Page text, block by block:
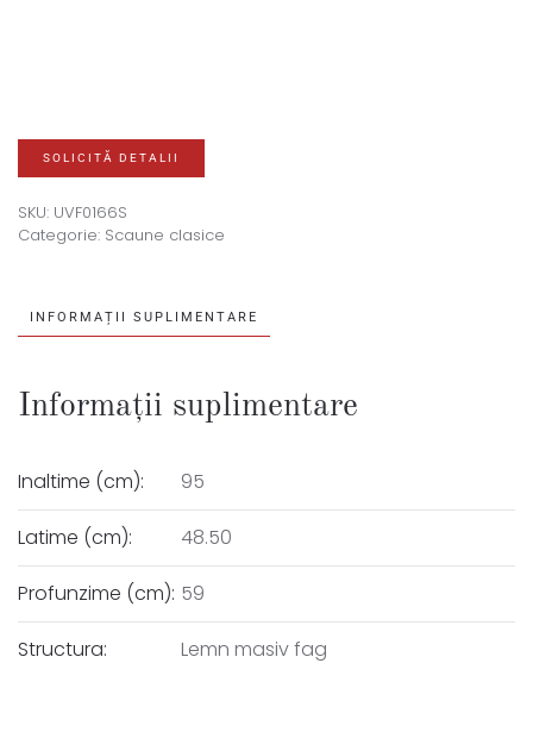
SOLICITĂ DETALII
SKU: UVF0166S
Categorie: Scaune clasice
INFORMAȚII SUPLIMENTARE
Informații suplimentare
Inaltime (cm): 95
Latime (cm): 48.50
Profunzime (cm): 59
Structura: Lemn masiv fag